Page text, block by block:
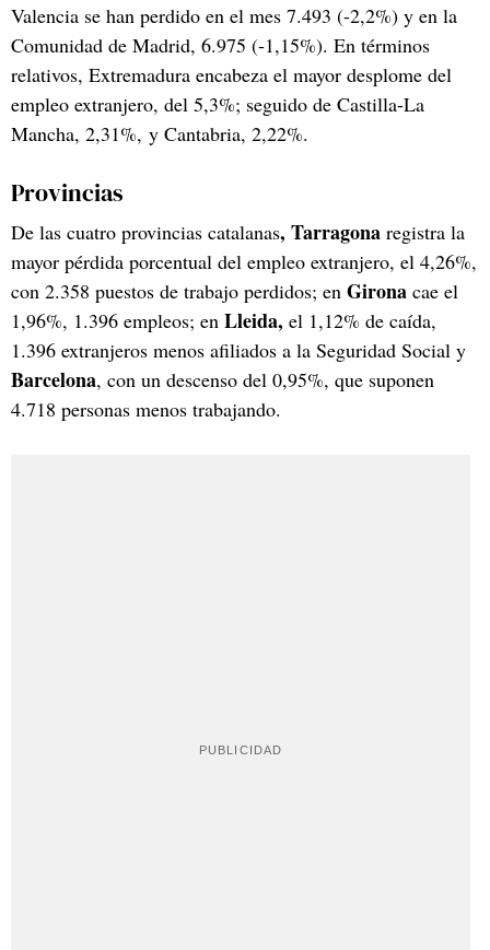
Valencia se han perdido en el mes 7.493 (-2,2%) y en la
Comunidad de Madrid, 6.975 (-1,15%). En términos
relativos, Extremadura encabeza el mayor desplome del
empleo extranjero, del 5,3%; seguido de Castilla-La
Mancha, 2,31%, y Cantabria, 2,22%.
Provincias
De las cuatro provincias catalanas, Tarragona registra la
mayor pérdida porcentual del empleo extranjero, el 4,26%,
con 2.358 puestos de trabajo perdidos; en Girona cae el
1,96%, 1.396 empleos; en Lleida, el 1,12% de caída,
1.396 extranjeros menos afiliados a la Seguridad Social y
Barcelona, con un descenso del 0,95%, que suponen
4.718 personas menos trabajando.